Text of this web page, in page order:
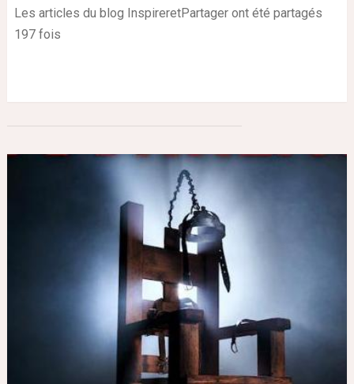
Les articles du blog InspireretPartager ont été partagés
197 fois